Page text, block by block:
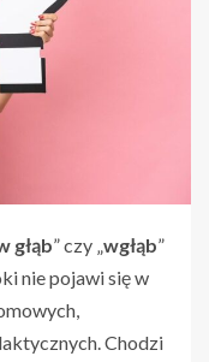
głąb” czy „wgłąb”
nie pojawi się w
Chodzi